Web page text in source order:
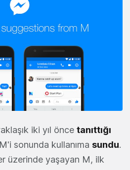
iki yıl önce tanıttığı
sonunda kullanıma sundu.
üzerinde yaşayan M, ilk